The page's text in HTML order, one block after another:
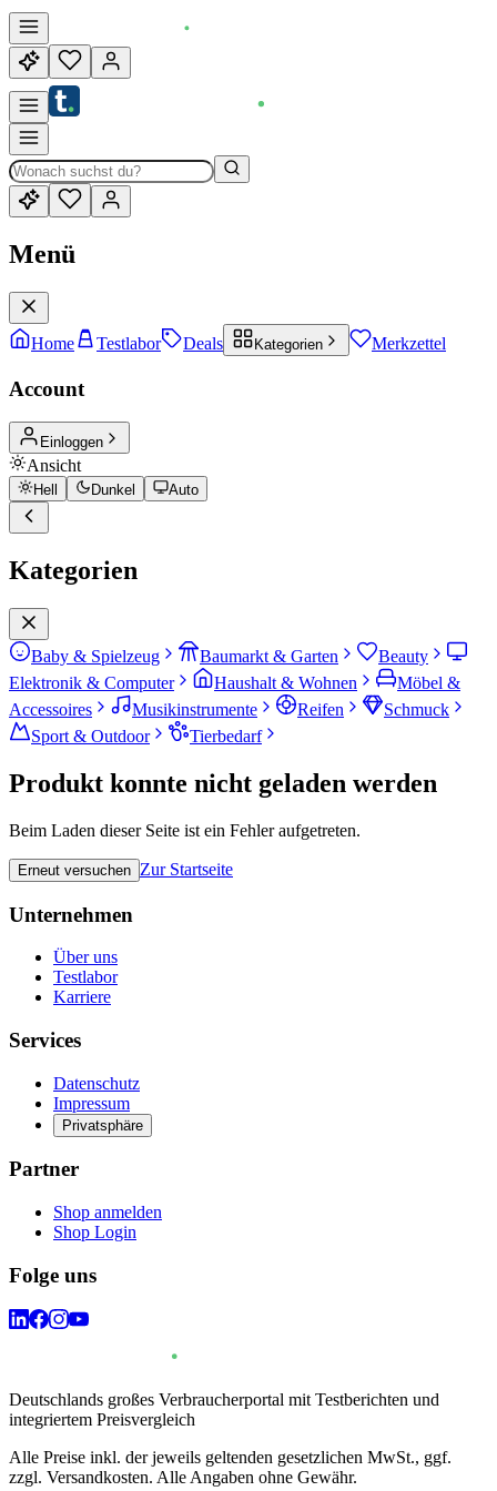
Menü
Home Testlabor Deals Kategorien Merkzettel
Account
Einloggen
Ansicht
Hell Dunkel Auto
Kategorien
Baby & Spielzeug Baumarkt & Garten
Beauty
Elektronik & Computer
Haushalt & Wohnen
Möbel &
Accessoires
Musikinstrumente Reifen
Schmuck
Sport & Outdoor
Tierbedarf
Produkt konnte nicht geladen werden
Beim Laden dieser Seite ist ein Fehler aufgetreten.
Erneut versuchen Zur Startseite
Unternehmen
Über uns
Testlabor
Karriere
Services
Datenschutz
Impressum
Privatsphäre
Partner
Shop anmelden
Shop Login
Folge uns
Deutschlands großes Verbraucherportal mit Testberichten und
integriertem Preisvergleich
Alle Preise inkl. der jeweils geltenden gesetzlichen MwSt., ggf.
zzgl. Versandkosten. Alle Angaben ohne Gewähr.